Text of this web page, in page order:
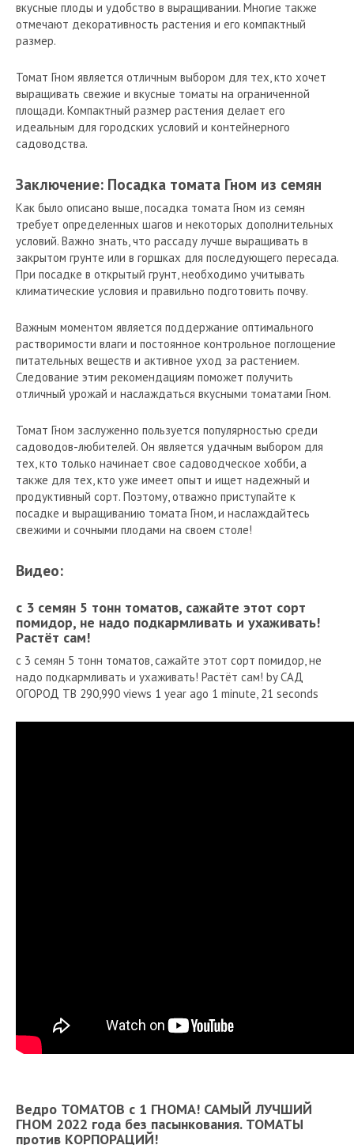
вкусные плоды и удобство в выращивании. Многие также
отмечают декоративность растения и его компактный
размер.
Томат Гном является отличным выбором для тех, кто хочет
выращивать свежие и вкусные томаты на ограниченной
площади. Компактный размер растения делает его
идеальным для городских условий и контейнерного
садоводства.
Заключение: Посадка томата Гном из семян
Как было описано выше, посадка томата Гном из семян
требует определенных шагов и некоторых дополнительных
условий. Важно знать, что рассаду лучше выращивать в
закрытом грунте или в горшках для последующего пересада.
При посадке в открытый грунт, необходимо учитывать
климатические условия и правильно подготовить почву.
Важным моментом является поддержание оптимального
растворимости влаги и постоянное контрольное поглощение
питательных веществ и активное уход за растением.
Следование этим рекомендациям поможет получить
отличный урожай и наслаждаться вкусными томатами Гном.
Томат Гном заслуженно пользуется популярностью среди
садоводов-любителей. Он является удачным выбором для
тех, кто только начинает свое садоводческое хобби, а
также для тех, кто уже имеет опыт и ищет надежный и
продуктивный сорт. Поэтому, отважно приступайте к
посадке и выращиванию томата Гном, и наслаждайтесь
свежими и сочными плодами на своем столе!
Видео:
с 3 семян 5 тонн томатов, сажайте этот сорт
помидор, не надо подкармливать и ухаживать!
Растёт сам!
с 3 семян 5 тонн томатов, сажайте этот сорт помидор, не
надо подкармливать и ухаживать! Растёт сам! by САД
ОГОРОД ТВ 290,990 views 1 year ago 1 minute, 21 seconds
Ведро ТОМАТОВ с 1 ГНОМА! САМЫЙ ЛУЧШИЙ
ГНОМ 2022 года без пасынкования. ТОМАТЫ
против КОРПОРАЦИЙ!